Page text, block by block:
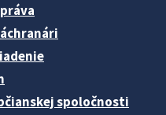
spoločnosti